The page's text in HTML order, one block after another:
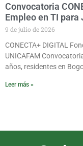
Convocatoria
Empleo en TI para
9 de julio de 2026
CONECTA+ DIGITAL
UNICAFAM
años, residentes en
Leer más »